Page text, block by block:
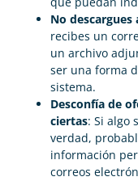
No
recibes un
un archivo
ser una forma
sistema.
Desconfía de
ciertas: Si algo
verdad,
información
correos